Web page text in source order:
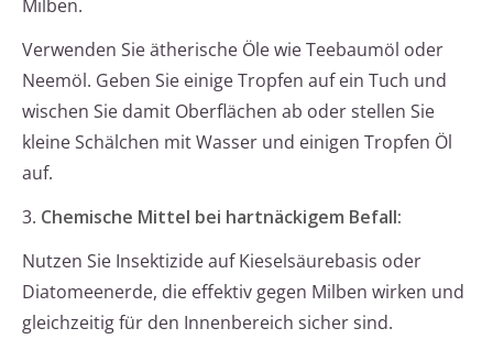
Milben.
Verwenden Sie ätherische Öle wie Teebaumöl oder
Neemöl. Geben Sie einige Tropfen auf ein Tuch und
wischen Sie damit Oberflächen ab oder stellen Sie
kleine Schälchen mit Wasser und einigen Tropfen Öl
auf.
3. Chemische Mittel bei hartnäckigem Befall:
Nutzen Sie Insektizide auf Kieselsäurebasis oder
Diatomeenerde, die effektiv gegen Milben wirken und
gleichzeitig für den Innenbereich sicher sind.